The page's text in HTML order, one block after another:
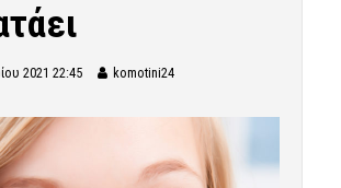
2021 22:45 komotini24